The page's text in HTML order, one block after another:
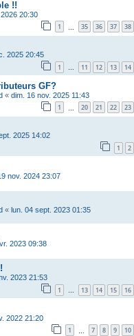
!!
20:30
1 35 36 37 38
2025 20:45
1 … 11 12 13 14
GF?
« dim. 16 nov. 2025 11:43
1 20 21 22 23
2025 14:02
1 2
nov. 2024 23:07
« lun. 04 sept. 2023 01:35
2023 09:38
2023 21:53
1 … 13 14 15 16
2022 21:20
1 7 8 9 10